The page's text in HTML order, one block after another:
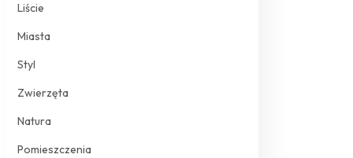
Liście
Miasta
Styl
Zwierzęta
Natura
Pomieszczenia